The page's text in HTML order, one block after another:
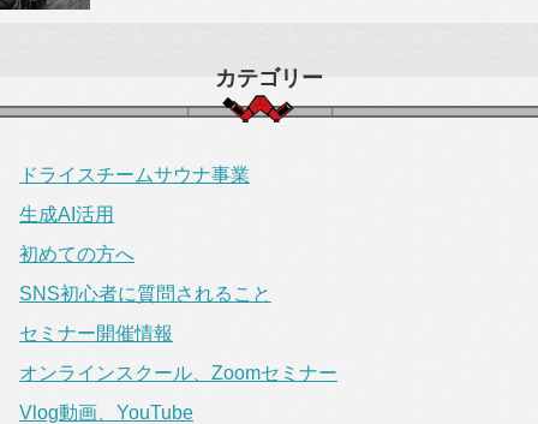
カテゴリー
ドライスチームサウナ事業
生成AI活用
初めての方へ
SNS初心者に質問されること
セミナー開催情報
オンラインスクール、Zoomセミナー
Vlog動画、YouTube